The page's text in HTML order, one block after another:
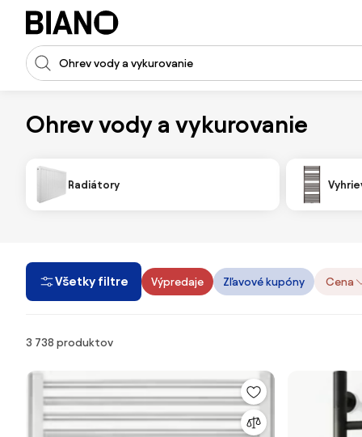
Preskočiť navigáciu, prejsť na obsah
Vstup pre vyhľadávanie
Ohrev vody a vykurovanie
Radiátory
Všetky filtre Výpredaje Zľavové kupóny Cena
Produkty
3 738 produktov